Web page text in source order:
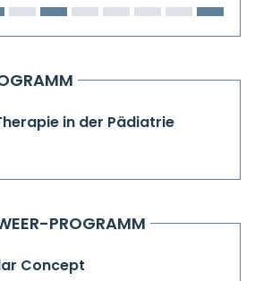
in der Pädiatrie
PROGRAMM
Concept